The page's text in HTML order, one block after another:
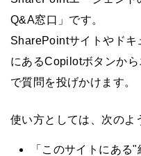
Q&A窓口」です。
SharePointサイトやドキ
にあるCopilotボタンか
で質問を投げかけます。
使い方としては、次のよ
「このサイトにある